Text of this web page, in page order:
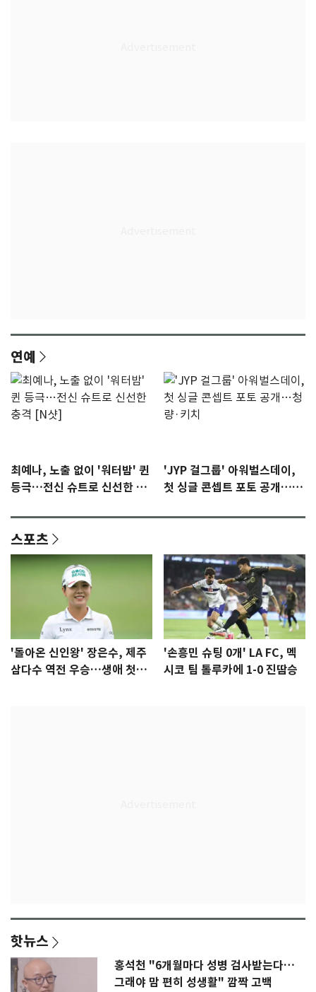
연예
최예나, 노출 없이 '워터밤' 퀸
등극…전신 슈트로 신선한 충
'JYP 걸그룹' 아워벌스데이,
첫 싱글 콘셉트 포토 공개…청
스포츠
'돌아온 신인왕' 장은수, 제주
삼다수 역전 우승…생애 첫승
'손흥민 슈팅 0개' LA FC, 멕
시코 팀 톨루카에 1-0 진땀승
핫뉴스
홍석천 "6개월마다 성병 검사받는다…
그래야 맘 편히 성생활" 깜짝 고백